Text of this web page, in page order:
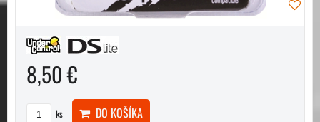
8,50 €
ks DO KOŠÍKA